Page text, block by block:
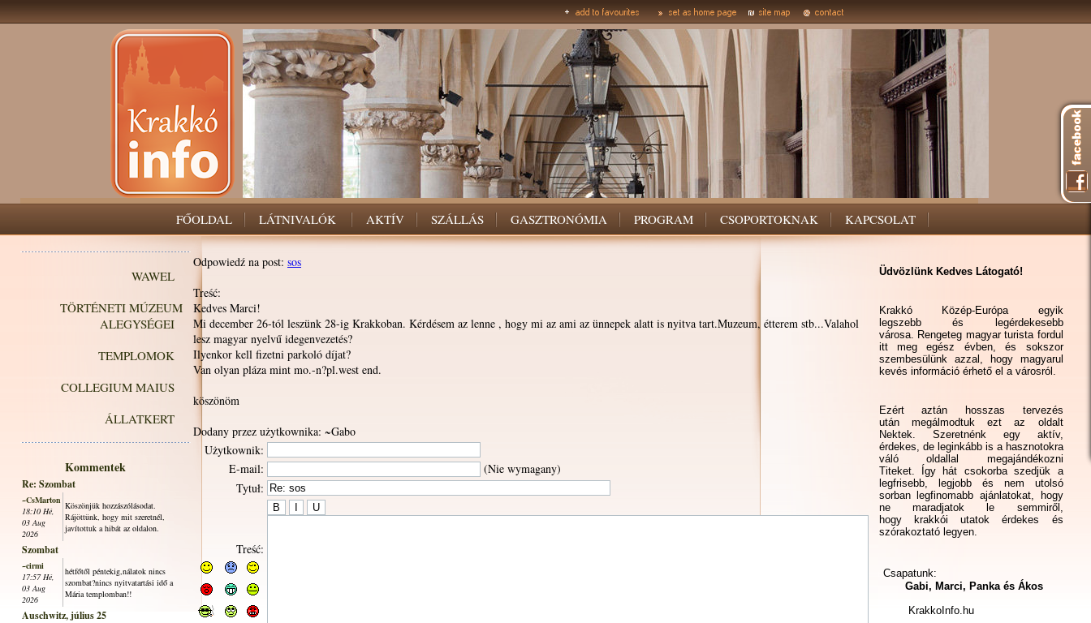
FŐOLDAL LÁTNIVALÓK AKTÍV SZÁLLÁS GASZTRONÓMIA PROGRAM CSOPORTOKNAK KAPCSOLAT
WAWEL
TÖRTÉNETI MÚZEUM
ALEGYSÉGEI
TEMPLOMOK
COLLEGIUM MAIUS
ÁLLATKERT
Kommentek
Re: Szombat
~CsMarton
18:10 Hé,
03 Aug
2026
Köszönjük hozzászólásodat.
Rájöttünk, hogy mit szeretnél,
javítottuk a hibát az oldalon.
Szombat
~cirmi
17:57 Hé,
03 Aug
2026
hétfőtől péntekig,nálatok nincs
szombat?nincs nyitvatartási idő a
Mária templomban!!
Auschwitz, július 25
Odpowiedź na post: sos
Treść:
Kedves Marci!
Mi december 26-tól leszünk 28-ig Krakkoban. Kérdésem az lenne , hogy mi az ami az ünnepek alatt is nyitva tart.Muzeum, étterem stb...Valahol
lesz magyar nyelvű idegenvezetés?
Ilyenkor kell fizetni parkoló díjat?
Van olyan pláza mint mo.-n?pl.west end.
köszönöm
Dodany przez użytkownika: ~Gabo
Użytkownik:
E-mail:
(Nie wymagany)
Tytuł:
Treść:
Üdvözlünk Kedves Látogató!
Krakkó Közép-Európa egyik
legszebb és legérdekesebb
városa. Rengeteg magyar turista fordul
itt meg egész évben, és sokszor
szembesülünk azzal, hogy magyarul
kevés információ érhető el a városról.
Ezért aztán hosszas tervezés
után megálmodtuk ezt az oldalt
Nektek. Szeretnénk egy aktív,
érdekes, de leginkább is a hasznotokra
váló oldallal megajándékozni
Titeket. Így hát csokorba szedjük a
legfrisebb, legjobb és nem utolsó
sorban legfinomabb ajánlatokat, hogy
ne maradjatok le semmiről,
hogy krakkói utatok érdekes és
szórakoztató legyen.
Csapatunk:
Gabi, Marci, Panka és Ákos
KrakkoInfo.hu